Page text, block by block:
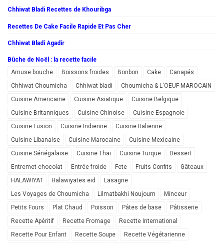
Chhiwat Bladi Recettes de Khouribga
Recettes De Cake Facile Rapide Et Pas Cher
Chhiwat Bladi Agadir
Bûche de Noël : la recette facile
Amuse bouche
Boissons froides Bonbon Cake
Canapés
Chhiwat Choumicha
Chhiwat bladi
Choumicha & L'OEUF MAROCAIN
Cuisine Americaine
Cuisine Asiatique
Cuisine Belgique
Cuisine Britanniques
Cuisine Chinoise
Cuisine Espagnole
Cuisine Fusion
Cuisine Indienne
Cuisine Italienne
Cuisine Libanaise
Cuisine Marocaine
Cuisine Mexicaine
Cuisine Sénégalaise
Cuisine Thai Cuisine Turque
Dessert
Entremet chocolat
Entrée froide Fete Fruits Confits
Gâteaux
HALAWIYAT
Halawiyates eid
Lasagne
Les Voyages de Choumicha
Lilmatbakhi Noujoum
Minceur
Petits Fours
Plat Chaud Poisson Pâtes de base
Pâtisserie
Recette Apéritif
Recette Fromage
Recette International
Recette Pour Enfant
Recette Soupe Recette Végétarienne